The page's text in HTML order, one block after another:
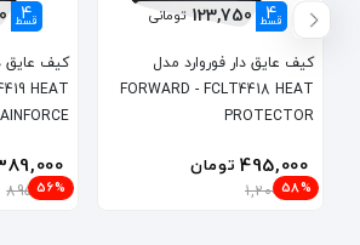
4
قسط
کیف عایق
HEAT
895,000
56%
4
قسط 123,750 تومانی
کیف عایق دار فوروارد مدل
FORWARD - FCLT4418 HEAT
PROTECTOR
495,000 تومان
1,200,000
58%